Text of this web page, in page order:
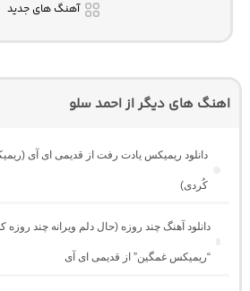
آهنگ های جدید
اهنگ های دیگر از احمد سلو
دانلود ریمیکس یادت رفت از قدیمی ای آی
کُردی)
دانلود آهنگ چند روزه (حال دلم ویرانه چند روزه
“ریمیکس غمگین” از قدیمی ای آی